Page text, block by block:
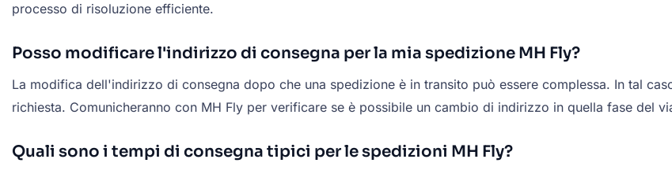
processo di risoluzione efficiente.
Posso modificare l'indirizzo di consegna per la mia spedizione MH Fly?
La modifica dell'indirizzo di consegna dopo che una spedizione è in transito può essere complessa. In tal
richiesta. Comunicheranno con MH Fly per verificare se è possibile un cambio di indirizzo in quella fase del
Quali sono i tempi di consegna tipici per le spedizioni MH Fly?